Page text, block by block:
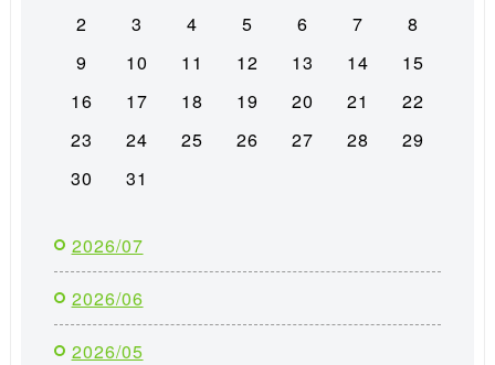
2
3 4 5 6 7
8
9
10 11 12 13 14
15
16
17 18 19 20 21
22
23
24 25 26 27 28
29
30
31
2026/07
2026/06
2026/05